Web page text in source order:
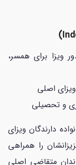
ویزا برای همسر،
اصلی
و تحصیلی
دارندگان ویزای
را همراهی
متقاضی اصلی